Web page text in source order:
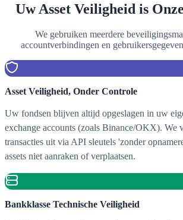
Uw Asset Veiligheid is
We gebruiken meerdere
accountverbindingen en
Asset Veiligheid, Onder Controle
Uw fondsen blijven altijd opgeslagen in uw
exchange accounts (zoals Binance/OKX). We
transacties uit via API sleutels 'zonder
assets niet aanraken of verplaatsen.
Bankklasse Technische Veiligheid